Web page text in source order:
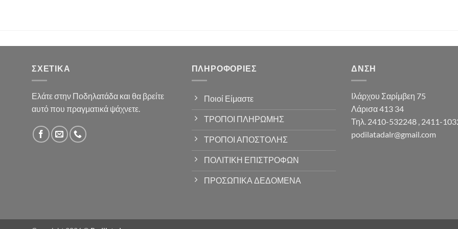
ΣΧΕΤΙΚΆ
Ελάτε στην Ποδηλατάδα και θα βρείτε
αυτό που πραγματικά ψάχνετε.
ΠΛΗΡΟΦΟΡΊΕΣ
Ποιοί Είμαστε
ΤΡΟΠΟΙ ΠΛΗΡΩΜΗΣ
ΤΡΟΠΟΙ ΑΠΟΣΤΟΛΗΣ
ΠΟΛΙΤΙΚΗ ΕΠΙΣΤΡΟΦΩΝ
ΠΡΟΣΩΠΙΚΑ ΔΕΔΟΜΕΝΑ
ΔΝΣΗ
Ιλάρχου Σαρίμβεη 75
Λάρισα 413 34
Τηλ. 2410-532248 , 2411-
podilatadalr@gmail.com